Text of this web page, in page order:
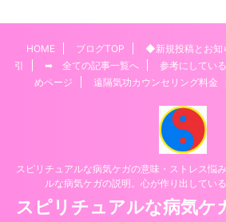
HOME ブログTOP ◆新規投稿とお
引
➡ 全ての記事一覧へ 参考にしてい
めページ
遠隔気功カウンセリング料金
スピリチュアルな病気ケガの意味・ストレス悩
ルな病気ケガの説明。心が作り出してい
スピリチュアルな病気ケ